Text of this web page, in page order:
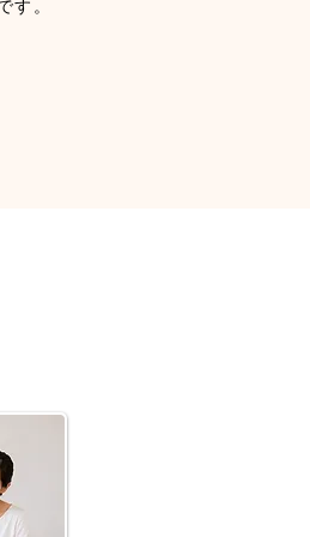
す。